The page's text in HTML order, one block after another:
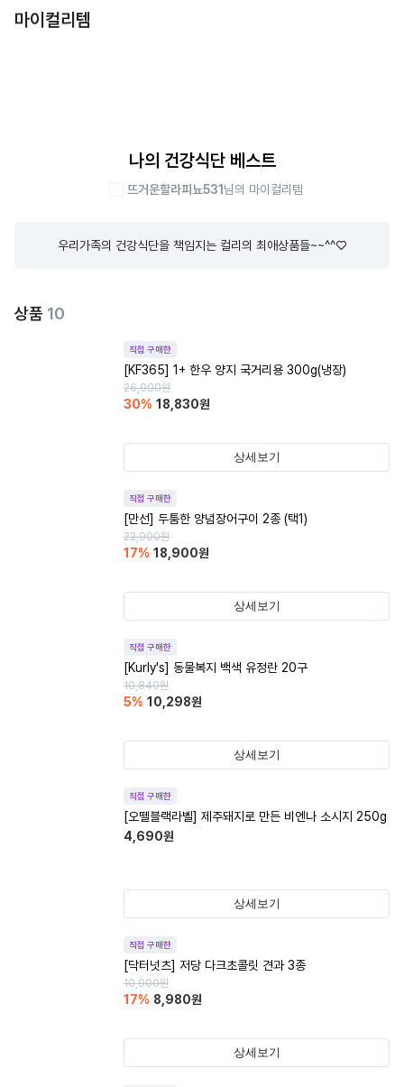
마이컬리템
나의 건강식단 베스트
뜨거운할라피뇨531 님의 마이컬리템
우리가족의 건강식단을 책임지는 컬리의 최애상품들~~^^♡
상품 10
직접 구매한
[KF365] 1+ 한우 양지 국거리용 300g(냉장)
26,900원
30% 18,830원
상세보기
직접 구매한
[만선] 두툼한 양념장어구이 2종 (택1)
22,900원
17% 18,900원
상세보기
직접 구매한
[Kurly's] 동물복지 백색 유정란 20구
10,840원
5% 10,298원
상세보기
직접 구매한
[오뗄블랙라벨] 제주돼지로 만든 비엔나 소시지 250g
4,690원
상세보기
직접 구매한
[닥터넛츠] 저당 다크초콜릿 견과 3종
10,900원
17% 8,980원
상세보기